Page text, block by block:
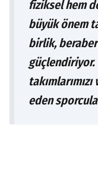
fiziksel hem
büyük önem
birlik,
güçlendiriyor.
eden